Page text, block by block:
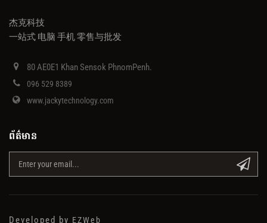
杰克科技
一站式 电脑 手机 零售与批发
80 AE0E1 Khan Sensok PhnomPenh.
096 529 8389
www.jackytechnology.com
ព័ត៌មាន
Developed by EZWeb